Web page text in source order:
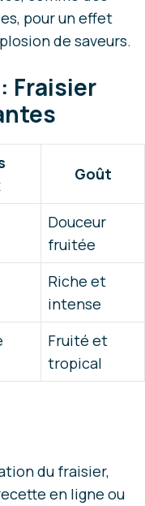
pour un effet
de saveurs.
Fraisier
Goût
Douceur
fruitée
Riche et
intense
Fruité et
tropical
du fraisier,
en ligne ou